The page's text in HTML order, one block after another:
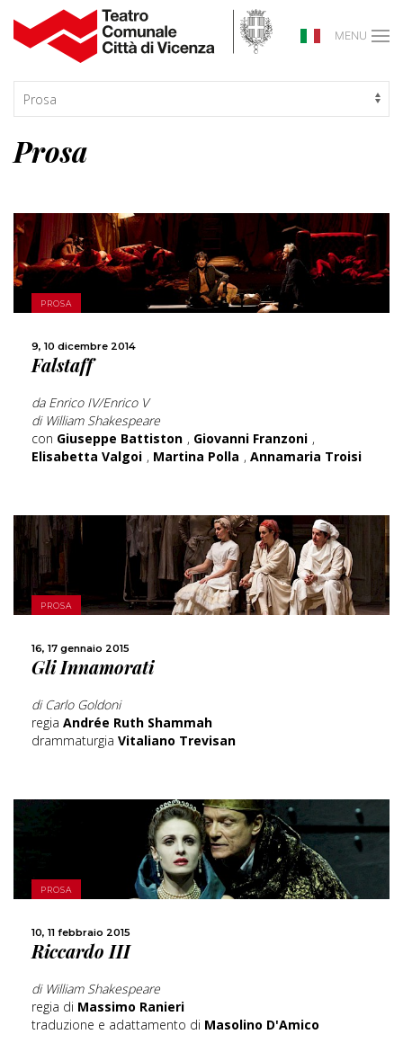
MENU
Prosa
PROSA
9, 10 dicembre 2014
Falstaff
da Enrico IV/Enrico V
di William Shakespeare
con Giuseppe Battiston , Giovanni Franzoni ,
Elisabetta Valgoi , Martina Polla , Annamaria Troisi
SCOPRI DI PIÙ
PROSA
16, 17 gennaio 2015
Gli Innamorati
di Carlo Goldoni
regia Andrée Ruth Shammah
drammaturgia Vitaliano Trevisan
SCOPRI DI PIÙ
PROSA
10, 11 febbraio 2015
Riccardo III
di William Shakespeare
regia di Massimo Ranieri
traduzione e adattamento di Masolino D'Amico
SCOPRI DI PIÙ